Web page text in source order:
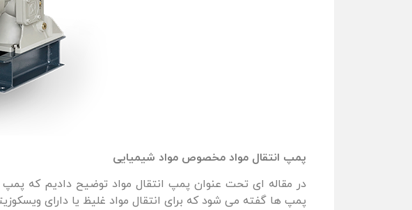
پمپ انتقال مواد مخصوص مواد شیمیایی
در مقاله ای تحت عنوان پمپ انتقال مواد توضیح دادیم که
پمپ ها گفته می شود که برای انتقال مواد غلیظ یا دارای